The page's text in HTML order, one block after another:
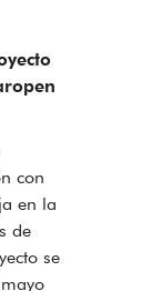
con
en la
de
se